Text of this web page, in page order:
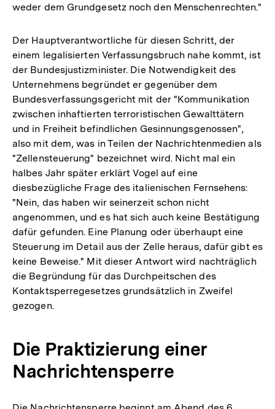
weder dem Grundgesetz noch den Menschenrechten."
Der Hauptverantwortliche für diesen Schritt, der
einem legalisierten Verfassungsbruch nahe kommt, ist
der Bundesjustizminister. Die Notwendigkeit des
Unternehmens begründet er gegenüber dem
Bundesverfassungsgericht mit der "Kommunikation
zwischen inhaftierten terroristischen Gewalttätern
und in Freiheit befindlichen Gesinnungsgenossen",
also mit dem, was in Teilen der Nachrichtenmedien als
"Zellensteuerung" bezeichnet wird. Nicht mal ein
halbes Jahr später erklärt Vogel auf eine
diesbezügliche Frage des italienischen Fernsehens:
"Nein, das haben wir seinerzeit schon nicht
angenommen, und es hat sich auch keine Bestätigung
dafür gefunden. Eine Planung oder überhaupt eine
Steuerung im Detail aus der Zelle heraus, dafür gibt es
keine Beweise." Mit dieser Antwort wird nachträglich
die Begründung für das Durchpeitschen des
Kontaktsperregesetzes grundsätzlich in Zweifel
gezogen.
Die Praktizierung einer
Nachrichtensperre